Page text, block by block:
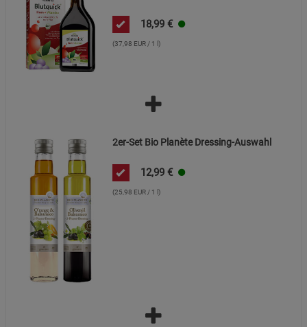
18,99 €
(37,98 EUR / 1 l)
2er-Set Bio Planète Dressing-Auswahl
12,99 €
(25,98 EUR / 1 l)
Beschreibung Funktionale Cookies
Cookie-Informationen
Marketing Cookies (3)
Beschreibung Marketing Cookies